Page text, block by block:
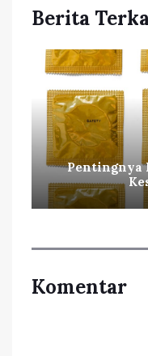
Berita
Pentingnya
Komentar